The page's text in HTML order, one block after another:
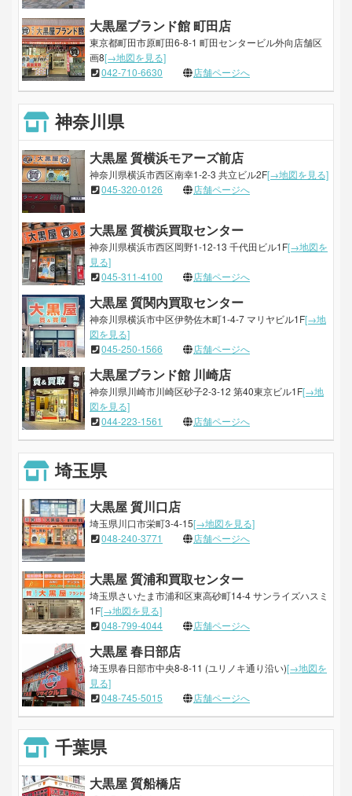
大黒屋ブランド館 町田店
東京都町田市原町田6-8-1 町田センタービル外向店舗区
画8[→地図を見る]
042-710-6630
店舗ページへ
神奈川県
大黒屋 質横浜モアーズ前店
神奈川県横浜市西区南幸1-2-3 共立ビル2F[→地図を見る]
045-320-0126
店舗ページへ
大黒屋 質横浜買取センター
神奈川県横浜市西区岡野1-12-13 千代田ビル1F[→地図を
見る]
045-311-4100
店舗ページへ
大黒屋 質関内買取センター
神奈川県横浜市中区伊勢佐木町1-4-7 マリヤビル1F[→地
図を見る]
045-250-1566
店舗ページへ
大黒屋ブランド館 川崎店
神奈川県川崎市川崎区砂子2-3-12 第40東京ビル1F[→地
図を見る]
044-223-1561
店舗ページへ
埼玉県
大黒屋 質川口店
埼玉県川口市栄町3-4-15[→地図を見る]
048-240-3771
店舗ページへ
大黒屋 質浦和買取センター
埼玉県さいたま市浦和区東高砂町14-4 サンライズハスミ
1F[→地図を見る]
048-799-4044
店舗ページへ
大黒屋 春日部店
埼玉県春日部市中央8-8-11 (ユリノキ通り沿い)[→地図を
見る]
048-745-5015
店舗ページへ
千葉県
大黒屋 質船橋店